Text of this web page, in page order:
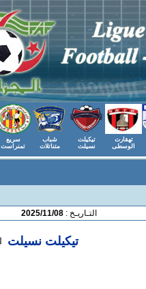
تهقارت
الوسطى
تيكيلت
نسيلت
شباب
متناتلات
سريع
تمنراست
التـاريـخ : 2025/11/08
تيكيلت نسيلت